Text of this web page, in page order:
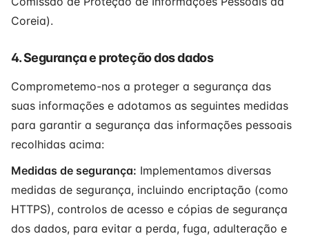
Coreia).
4. Segurança e proteção dos dados
Comprometemo-nos a proteger a segurança das
suas informações e adotamos as seguintes medidas
para garantir a segurança das informações pessoais
recolhidas acima:
Medidas de segurança: Implementamos diversas
medidas de segurança, incluindo encriptação (como
HTTPS), controlos de acesso e cópias de segurança
dos dados, para evitar a perda, fuga, adulteração e